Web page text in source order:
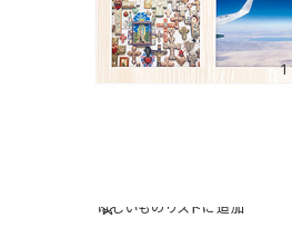
￥5,000以上の注文で送料無料
ほしいものリストに追加